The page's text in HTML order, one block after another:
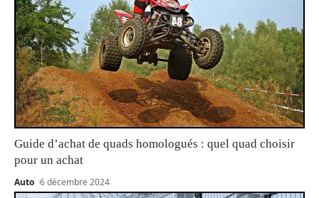
Guide d’achat de quads homologués : quel quad choisir
pour un achat
Auto 6 décembre 2024